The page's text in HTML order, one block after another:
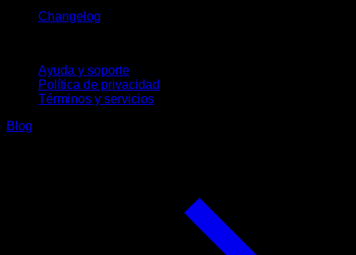
Changelog
Ayuda y soporte
Política de privacidad
Términos y servicios
Blog